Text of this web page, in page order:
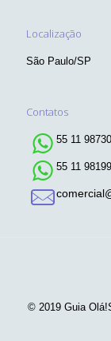
Localização
São Paulo/SP
Contatos
55 11
55 11
© 2019 Guia